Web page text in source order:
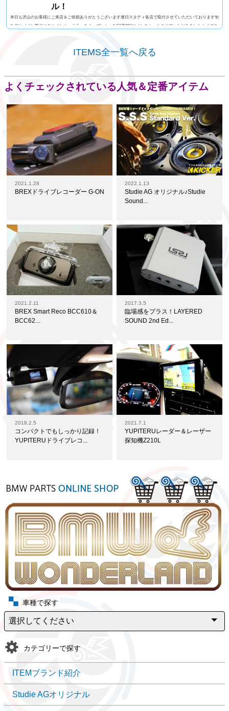
車種で探す
カテゴリーで探す
ITEMブランド紹介
Studie AGオリジナル
ル！
本日も沢山のお客様にご来店＆ご依頼ありがとうございます連日スタディ各店で取付させていただいております旬
なアルパイン製デジタルインナーミラーをオープンカーなF67MINIにインストールさせていただきました！イグニ
パイン製デジタルミラーの視界！9型フルHD画質液晶にSTARVIS搭載 の200万画素高画質カメラで...
ITEMS全一覧へ戻る
よくチェックされている人気＆定番アイテム
2021.1.28
BREXドライブレコーダー G-ON
2022.1.13
Studie AG オリジナル♪Studie
Sound...
2021.2.11
BREX Smart Reco BCC610＆
BCC62...
2017.3.5
臨場感をプラス！LAYERED
SOUND 2nd Ed...
2018.2.5
コンパクトでもしっかり記録！
YUPITERUドライブレコ...
2021.7.1
YUPITERUレーダー＆レーザー
探知機Z210L